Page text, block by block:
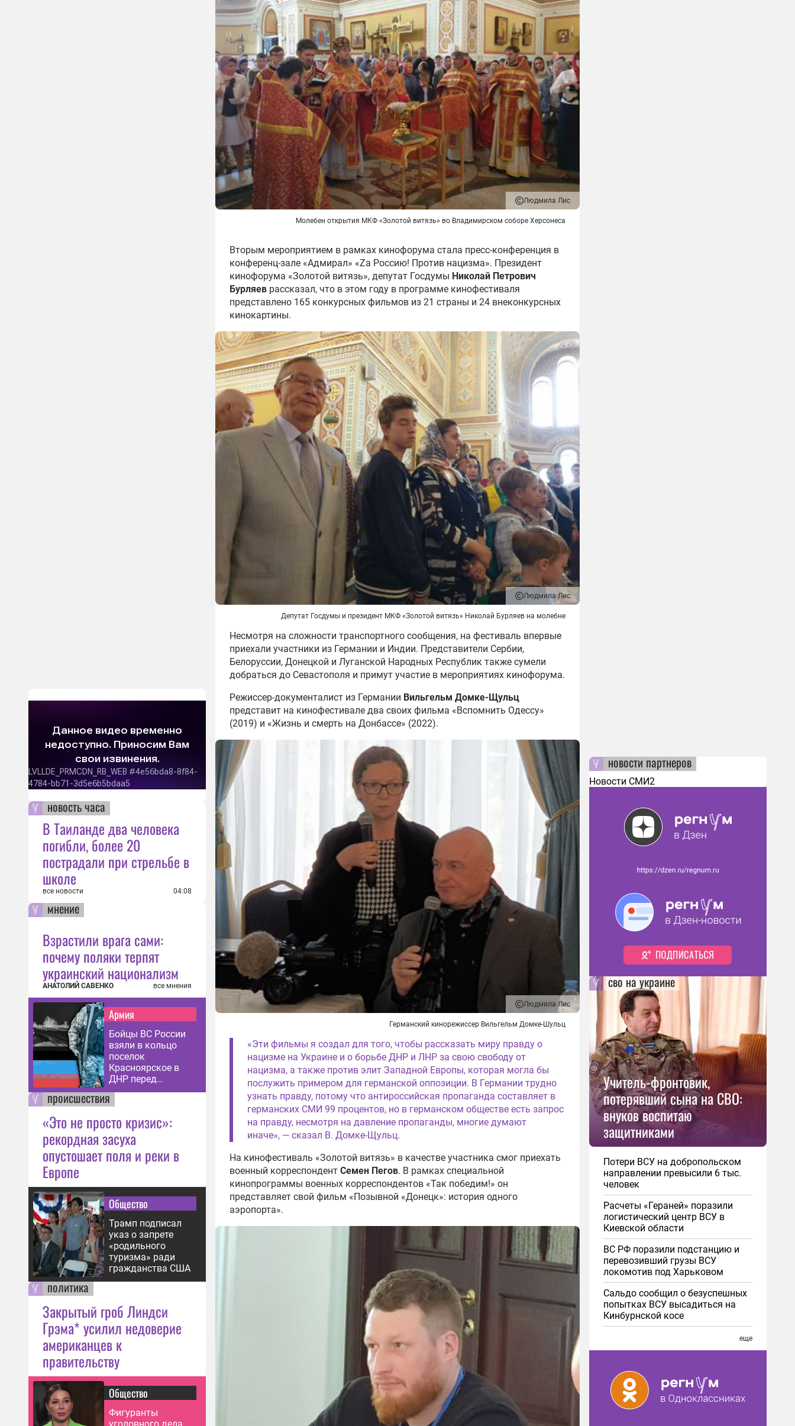
новость часа
В Таиланде два человека
погибли, более 20
пострадали при стрельбе в
школе
все новости 04:08
мнение
Взрастили врага сами:
почему поляки терпят
украинский национализм
АНАТОЛИЙ САВЕНКО все мнения
Армия
Бойцы ВС России
взяли в кольцо
поселок
Красноярское в
ДНР перед
зачисткой
происшествия
«Это не просто кризис»:
рекордная засуха
опустошает поля и реки в
Европе
Общество
Трамп подписал
указ о запрете
«родильного
туризма» ради
гражданства США
политика
Закрытый гроб Линдси
Грэма* усилил недоверие
американцев к
правительству
Общество
Фигуранты
Людмила Лис
Молебен открытия МКФ «Золотой витязь» во Владимирском соборе Херсонеса
Вторым мероприятием в рамках кинофорума стала пресс-конференция в
конференц-зале «Адмирал» «Zа Россию! Против нацизма». Президент
кинофорума «Золотой витязь», депутат Госдумы Николай Петрович
Бурляев рассказал, что в этом году в программе кинофестиваля
представлено 165 конкурсных фильмов из 21 страны и 24 внеконкурсных
кинокартины.
Людмила Лис
Депутат Госдумы и президент МКФ «Золотой витязь» Николай Бурляев на молебне
Несмотря на сложности транспортного сообщения, на фестиваль впервые
приехали участники из Германии и Индии. Представители Сербии,
Белоруссии, Донецкой и Луганской Народных Республик также сумели
добраться до Севастополя и примут участие в мероприятиях кинофорума.
Режиссер-документалист из Германии Вильгельм Домке-Щульц
представит на кинофестивале два своих фильма «Вспомнить Одессу»
(2019) и «Жизнь и смерть на Донбассе» (2022).
Людмила Лис
Германский кинорежиссер Вильгельм Домке-Шульц
«Эти фильмы я создал для того, чтобы рассказать миру правду о
нацизме на Украине и о борьбе ДНР и ЛНР за свою свободу от
нацизма, а также против элит Западной Европы, которая могла бы
послужить примером для германской оппозиции. В Германии трудно
узнать правду, потому что антироссийская пропаганда составляет в
германских СМИ 99 процентов, но в германском обществе есть запрос
на правду, несмотря на давление пропаганды, многие думают
иначе», — сказал В. Домке-Щульц.
На кинофестиваль «Золотой витязь» в качестве участника смог приехать
военный корреспондент Семен Пегов. В рамках специальной
кинопрограммы военных корреспондентов «Так победим!» он
представляет свой фильм «Позывной «Донецк»: история одного
аэропорта».
новости партнеров
Новости СМИ2
сво на украине
Учитель-фронтовик,
потерявший сына на СВО:
внуков воспитаю
защитниками
Потери ВСУ на добропольском
направлении превысили 6 тыс.
человек
Расчеты «Гераней» поразили
логистический центр ВСУ в
Киевской области
ВС РФ поразили подстанцию и
перевозивший грузы ВСУ
локомотив под Харьковом
Сальдо сообщил о безуспешных
попытках ВСУ высадиться на
Кинбурнской косе
еще